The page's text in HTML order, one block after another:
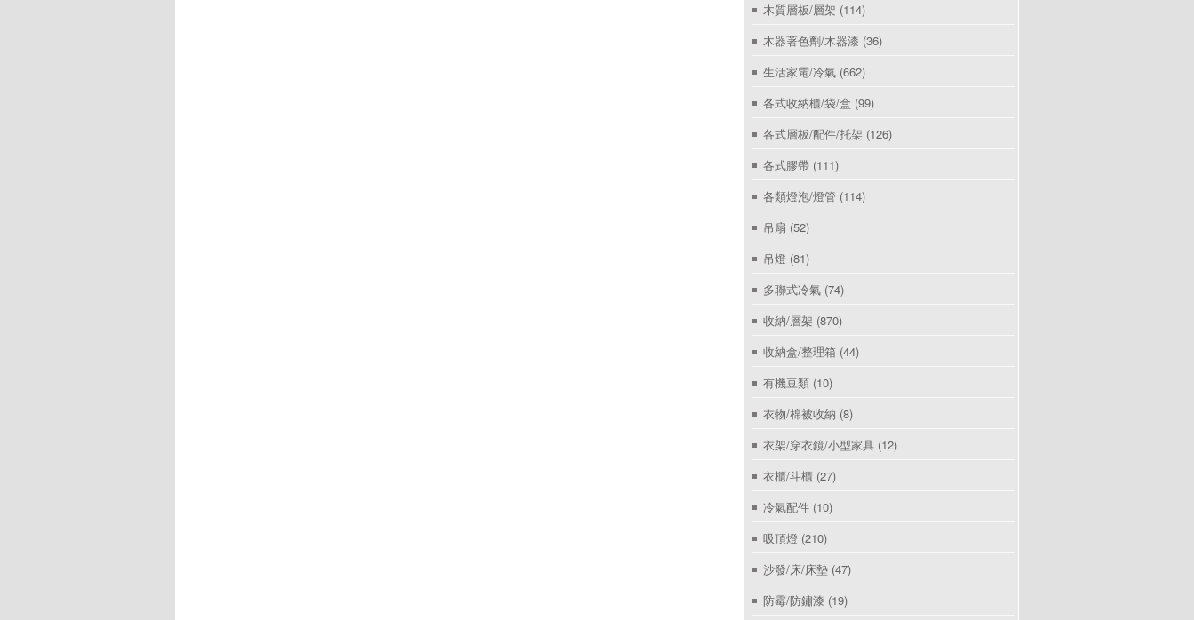
木質層板/層架 (114)
木器著色劑/木器漆 (36)
生活家電/冷氣 (662)
各式收納櫃/袋/盒 (99)
各式層板/配件/托架 (126)
各式膠帶 (111)
各類燈泡/燈管 (114)
吊扇 (52)
吊燈 (81)
多聯式冷氣 (74)
收納/層架 (870)
收納盒/整理箱 (44)
有機豆類 (10)
衣物/棉被收納 (8)
衣架/穿衣鏡/小型家具 (12)
衣櫃/斗櫃 (27)
冷氣配件 (10)
吸頂燈 (210)
沙發/床/床墊 (47)
防霉/防鏽漆 (19)